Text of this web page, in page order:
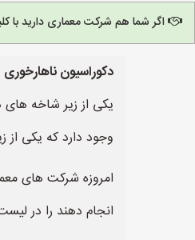
اگر شما هم شرکت معماری دارید با
دکوراسیون ناهارخوری
یکی از زیر شاخه
وجود دارد که یکی
امروزه شرکت های
انجام دهند را در